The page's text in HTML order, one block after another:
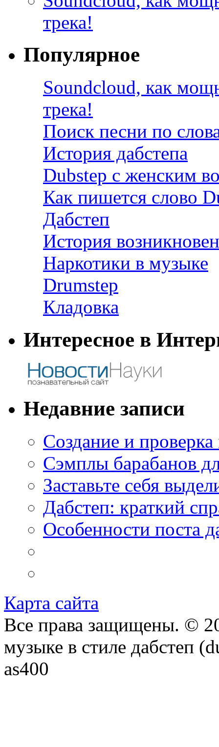
трека!
Популярное
Soundcloud, как
трека!
Поиск песни по
История дабстепа
Dubstep с женским
Как пишется слово
Дабстеп
История
Наркотики в музыке
Drumstep
Кладовка
Интересное в
Недавние записи
Создание и
Сэмплы барабанов
Заставьте себя
Дабстеп: краткий
Особенности поста
Карта сайта
Все права защищены. ©
музыке в стиле дабстеп
as400